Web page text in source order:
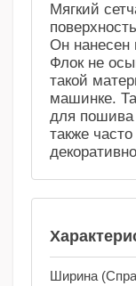
Мягкий
Он нанесен
Флок не
такой
машинке.
для пошива
также
Ширина